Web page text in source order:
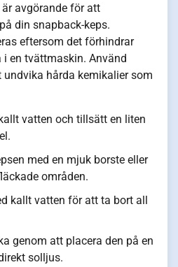
avgörande för att
din snapback-keps.
eftersom det förhindrar
en tvättmaskin. Använd
hårda kemikalier som
vatten och tillsätt en liten
med en mjuk borste eller
områden.
kallt vatten för att ta bort all
genom att placera den på en
solljus.